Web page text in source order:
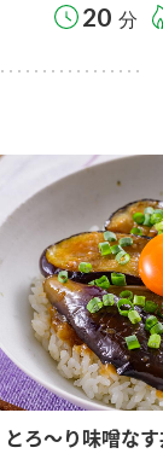
20 分
とろ～り味噌な